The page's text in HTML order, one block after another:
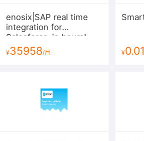
enosix|SAP real time
integration for
Salesforce-in hours!
¥35958/月 ¥0.01